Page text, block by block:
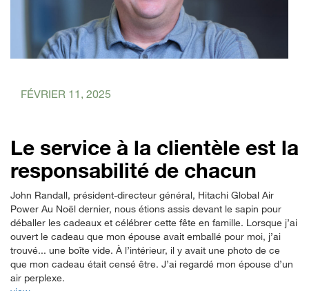
FÉVRIER 11, 2025
Le service à la clientèle est la
responsabilité de chacun
John Randall, président-directeur général, Hitachi Global Air
Power Au Noël dernier, nous étions assis devant le sapin pour
déballer les cadeaux et célébrer cette fête en famille. Lorsque j’ai
ouvert le cadeau que mon épouse avait emballé pour moi, j’ai
trouvé... une boîte vide. À l’intérieur, il y avait une photo de ce
que mon cadeau était censé être. J’ai regardé mon épouse d’un
air perplexe.